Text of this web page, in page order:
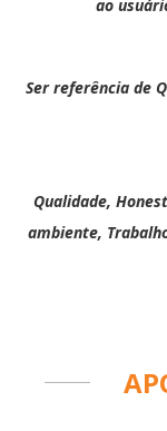
ao
Ser referência de
Qualidade,
ambiente,